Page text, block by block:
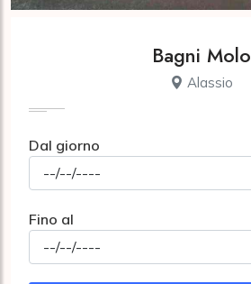
Bagni Molo
Alassio
Dal giorno
Fino al